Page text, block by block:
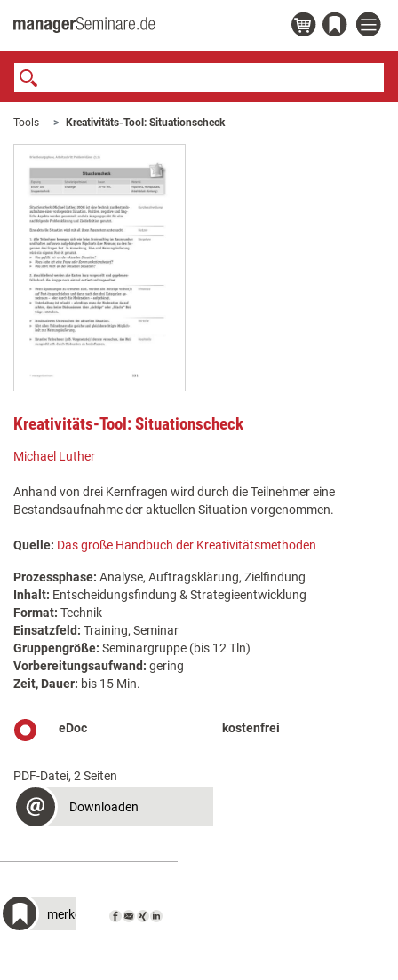
Tools Kreativitäts-Tool: Situationscheck
Kreativitäts-Tool: Situationscheck
Michael Luther
Anhand von drei Kernfragen wird durch die Teilnehmer eine
Bestandsaufnahme der aktuellen Situation vorgenommen.
Quelle: Das große Handbuch der Kreativitätsmethoden
Prozessphase: Analyse, Auftragsklärung, Zielfindung
Inhalt: Entscheidungsfindung & Strategieentwicklung
Format: Technik
Einsatzfeld: Training, Seminar
Gruppengröße: Seminargruppe (bis 12 Tln)
Vorbereitungsaufwand: gering
Zeit, Dauer: bis 15 Min.
eDoc kostenfrei
PDF-Datei, 2 Seiten
Downloaden
merken